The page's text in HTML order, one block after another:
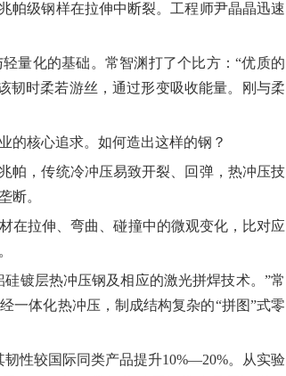
帕级钢样在拉伸中断裂。工程师尹晶晶迅速
量化的基础。常智渊打了个比方：“优质的
韧时柔若游丝，通过形变吸收能量。刚与柔
的核心追求。如何造出这样的钢？
帕，传统冷冲压易致开裂、回弹，热冲压技
断。
在拉伸、弯曲、碰撞中的微观变化，比对应
镀层热冲压钢及相应的激光拼焊技术。”常
一体化热冲压，制成结构复杂的“拼图”式零
性较国际同类产品提升10%—20%。从实验